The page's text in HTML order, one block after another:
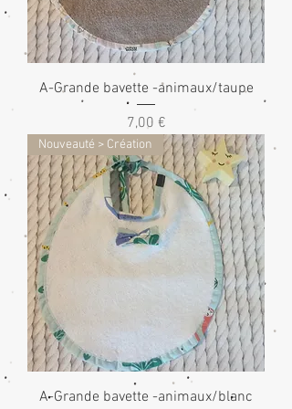
A-Grande bavette -animaux/taupe
Prix
7,00 €
Nouveauté > Création
A-Grande bavette -animaux/blanc